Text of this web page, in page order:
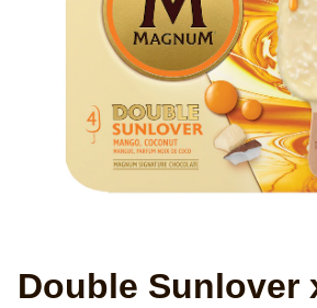
Double Sunlover